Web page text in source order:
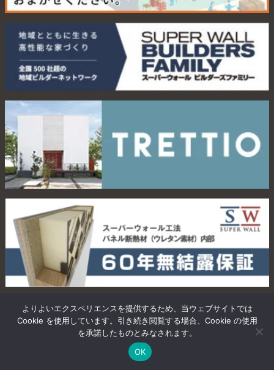
よりよいエクスペリエンスを提供するため、当ウェブサイトでは
Cookie を使用しています。引き続き閲覧する場合、Cookie の使用
を承諾したものとみなされます。
OK